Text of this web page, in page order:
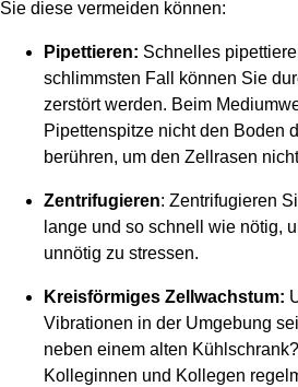
Sie diese vermeiden können:
Pipettieren: Schnelles
schlimmsten Fall können Sie
zerstört werden. Beim
Pipettenspitze nicht den Boden
berühren, um den Zellrasen
Zentrifugieren: Zentrifugieren
lange und so schnell wie nötig,
unnötig zu stressen.
Kreisförmiges Zellwachstum:
Vibrationen in der Umgebung
neben einem alten
Kolleginnen und Kollegen